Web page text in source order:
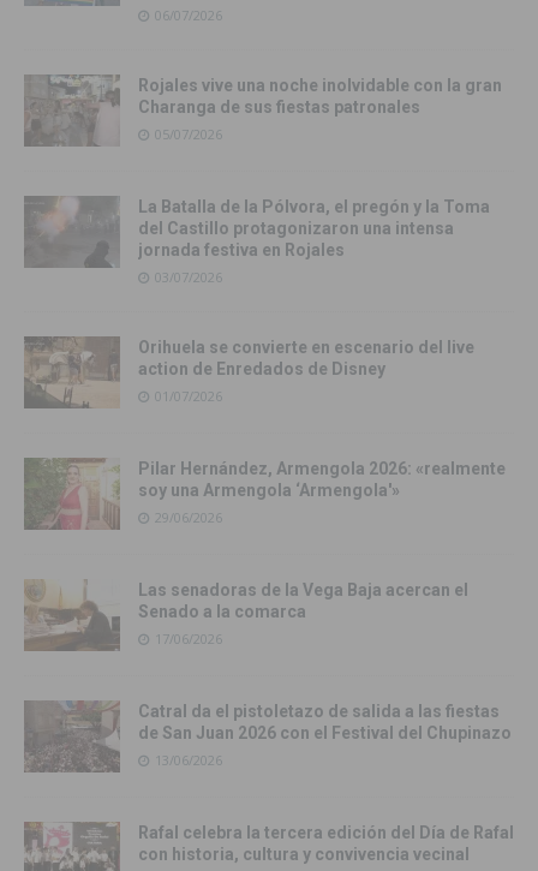
06/07/2026
Rojales vive una noche inolvidable con la gran
Charanga de sus fiestas patronales
05/07/2026
La Batalla de la Pólvora, el pregón y la Toma
del Castillo protagonizaron una intensa
jornada festiva en Rojales
03/07/2026
Orihuela se convierte en escenario del live
action de Enredados de Disney
01/07/2026
Pilar Hernández, Armengola 2026: «realmente
soy una Armengola ‘Armengola'»
29/06/2026
Las senadoras de la Vega Baja acercan el
Senado a la comarca
17/06/2026
Catral da el pistoletazo de salida a las fiestas
de San Juan 2026 con el Festival del Chupinazo
13/06/2026
Rafal celebra la tercera edición del Día de Rafal
con historia, cultura y convivencia vecinal